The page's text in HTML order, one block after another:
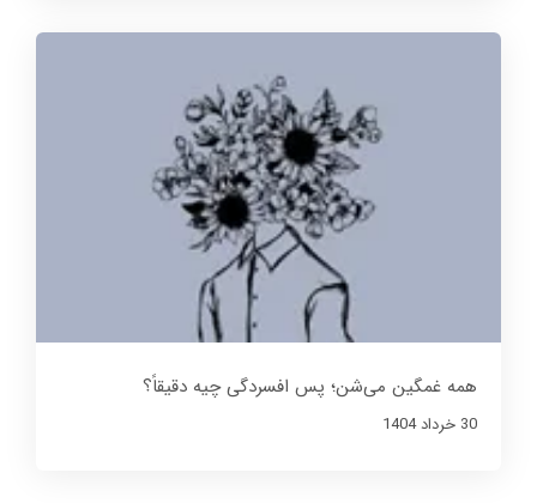
همه غمگین می‌شن؛ پس افسردگی چیه دقیقاً؟
30 خرداد 1404